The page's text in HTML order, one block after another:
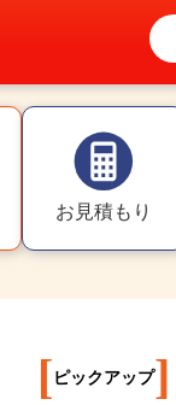
お見積もり
[ ピックアップ]